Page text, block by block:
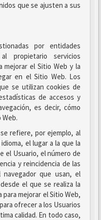
que se ajusten a sus
por entidades
propietario servicios
mejorar el Sitio Web y la
en el Sitio Web. Los
se utilizan cookies de
de accesos y
es decir, cómo
refiere, por ejemplo, al
el lugar a la que la
el Usuario, el número de
y reincidencia de las
que usan, el
el que se realiza la
mejorar el Sitio Web,
ofrecer a los Usuarios
calidad. En todo caso,